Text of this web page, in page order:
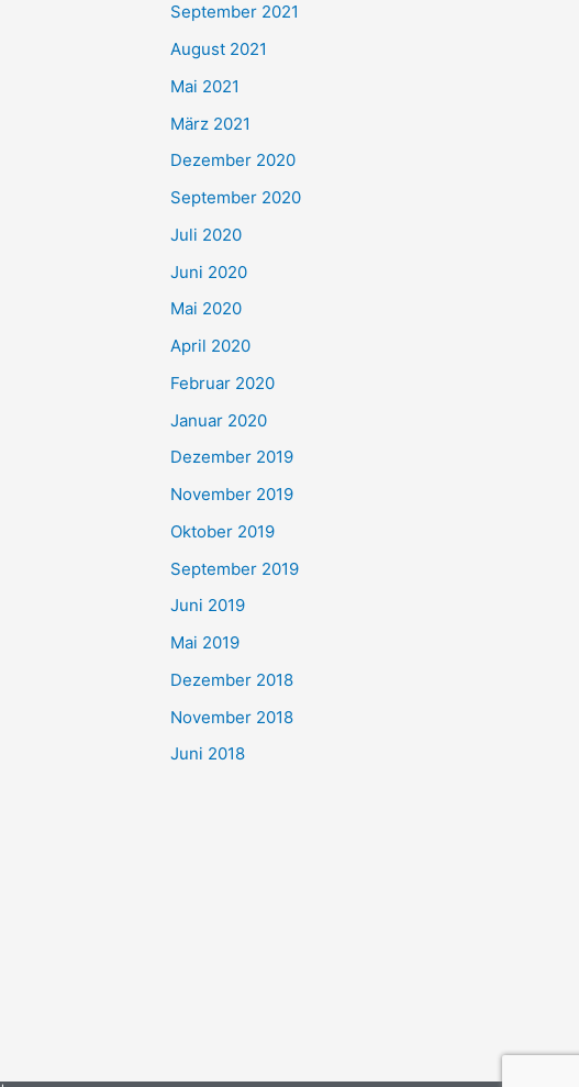
September 2021
August 2021
Mai 2021
März 2021
Dezember 2020
September 2020
Juli 2020
Juni 2020
Mai 2020
April 2020
Februar 2020
Januar 2020
Dezember 2019
November 2019
Oktober 2019
September 2019
Juni 2019
Mai 2019
Dezember 2018
November 2018
Juni 2018